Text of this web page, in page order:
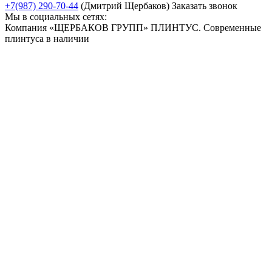
+7(987) 290-70-44 (Дмитрий Щербаков) Заказать звонок
Мы в социальных сетях:
Компания «ЩЕРБАКОВ ГРУПП» ПЛИНТУС. Современные
плинтуса в наличии